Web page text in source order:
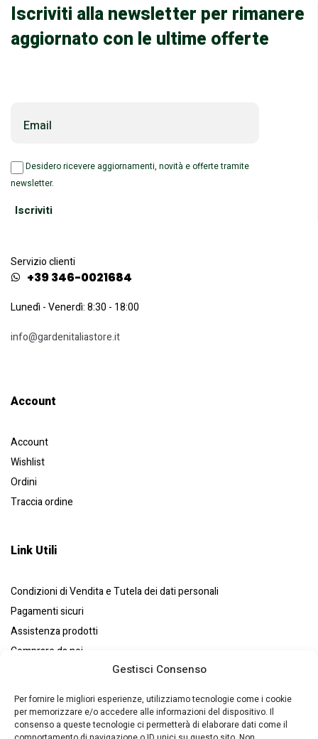
Gestisci Consenso
Per fornire le migliori esperienze, utilizziamo tecnologie come i cookie
per memorizzare e/o accedere alle informazioni del dispositivo. Il
consenso a queste tecnologie ci permetterà di elaborare dati come il
Iscriviti alla newsletter per rimanere
aggiornato con le ultime offerte
Email
Desidero ricevere aggiornamenti, novità e offerte tramite
newsletter.
Servizio clienti
+39 346-0021684
Lunedì - Venerdì: 8:30 - 18:00
info@gardenitaliastore.it
Account​
Account
Wishlist
Ordini
Traccia ordine
Link Utili
Condizioni di Vendita e Tutela dei dati personali
Pagamenti sicuri
Assistenza prodotti
Comprare da noi